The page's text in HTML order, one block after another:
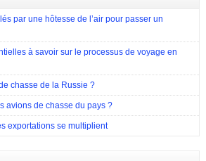
en 2009 lors de la guerre en Afghanistan.
par une hôtesse de l’air pour passer un
à savoir sur le processus de voyage en
chasse de la Russie ?
avions de chasse du pays ?
exportations se multiplient